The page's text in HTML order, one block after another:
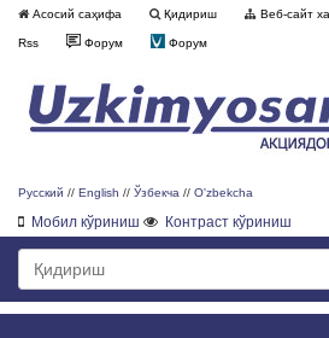
Асосий саҳифа Қидириш Веб-сайт
Rss Форум Форум
Русский // English // Ўзбекча // O'zbekcha
Мобил кўриниш Контраст кўриниш